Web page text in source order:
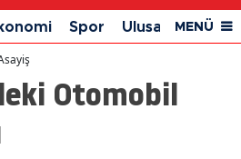
Afyonkarahisar
Ağrı
Amasya
Spor Ulusal Siyaset
MENÜ
Otomobil